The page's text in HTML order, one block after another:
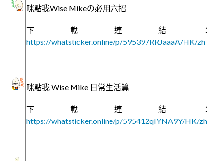
咪點我Wise Mikeの必用六招
下載連結：
https://whatsticker.online/p/595397RRJaaaA/HK/zh
咪點我 Wise Mike 日常生活篇
下載連結：
https://whatsticker.online/p/595412qIYNA9Y/HK/zh